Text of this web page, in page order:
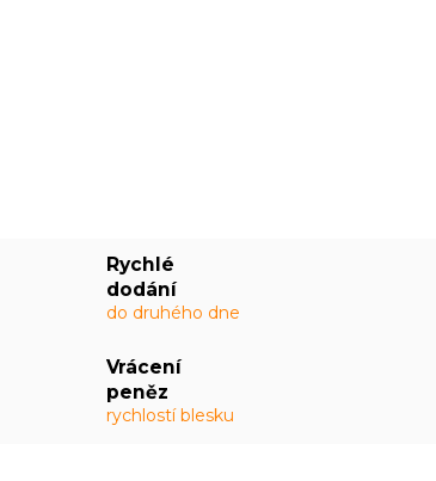
Rychlé
dodání
do druhého dne
Vrácení
peněz
rychlostí blesku